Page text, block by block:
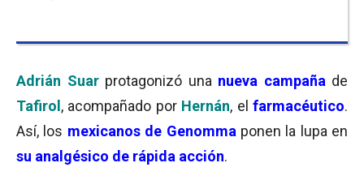
Adrián Suarprotagonizó una nueva campaña de
Tafirol , acompañado por Hernán, elfarmacéutico.
Así, los mexicanos de Genomma ponen la lupa en
su analgésico de rápida acción.